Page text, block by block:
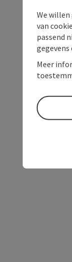
We
van
passend
Meer